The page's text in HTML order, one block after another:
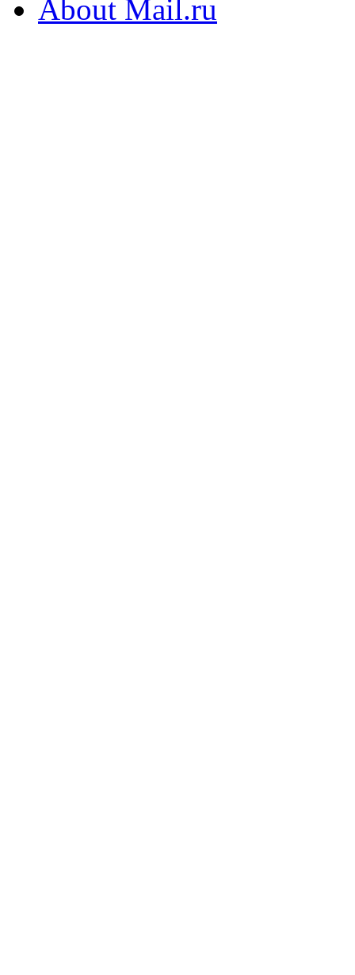
About Mail.ru